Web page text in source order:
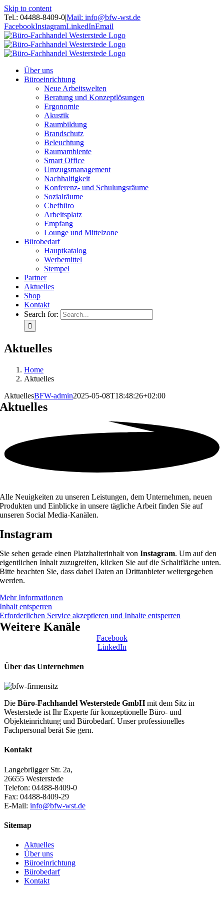
Skip to content
Tel.: 04488-8409-0|Mail: info@bfw-wst.de
FacebookInstagramLinkedInEmail
Über uns
Büroeinrichtung
Neue Arbeitswelten
Beratung und Konzeptlösungen
Ergonomie
Akustik
Raumbildung
Brandschutz
Beleuchtung
Raumambiente
Smart Office
Umzugsmanagement
Nachhaltigkeit
Konferenz- und Schulungsräume
Sozialräume
Chefbüro
Arbeitsplatz
Empfang
Lounge und Mittelzone
Bürobedarf
Hauptkatalog
Werbemittel
Stempel
Partner
Aktuelles
Shop
Kontakt
Search for:
Aktuelles
Home
Aktuelles
AktuellesBFW-admin2025-05-08T18:48:26+02:00
Aktuelles
Alle Neuigkeiten zu unseren Leistungen, dem Unternehmen, neuen
Produkten und Einblicke in unsere tägliche Arbeit finden Sie auf
unseren Social Media-Kanälen.
Instagram
Sie sehen gerade einen Platzhalterinhalt vonInstagram. Um auf den
eigentlichen Inhalt zuzugreifen, klicken Sie auf die Schaltfläche unten.
Bitte beachten Sie, dass dabei Daten an Drittanbieter weitergegeben
werden.
Mehr Informationen
Inhalt entsperren
Erforderlichen Service akzeptieren und Inhalte entsperren
Weitere Kanäle
Facebook
LinkedIn
Über das Unternehmen
Die Büro-Fachhandel Westerstede GmbHmit dem Sitz in
Westerstede ist IhrExperte für konzeptionelle Büro- und
Objekteinrichtung und Bürobedarf. Unser professionelles
Fachpersonal berät Sie gern.
Kontakt
Langebrügger Str. 2a,
26655 Westerstede
Telefon: 04488-8409-0
Fax: 04488-8409-29
E-Mail: info@bfw-wst.de
Sitemap
Aktuelles
Über uns
Büroeinrichtung
Bürobedarf
Kontakt